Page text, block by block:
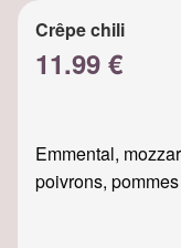
Crêpe chili
11.99 €
Emmental,
poivrons,